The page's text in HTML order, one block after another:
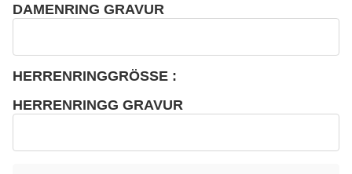
DAMENRING GRAVUR
HERRENRINGGRÖSSE :
HERRENRINGG GRAVUR